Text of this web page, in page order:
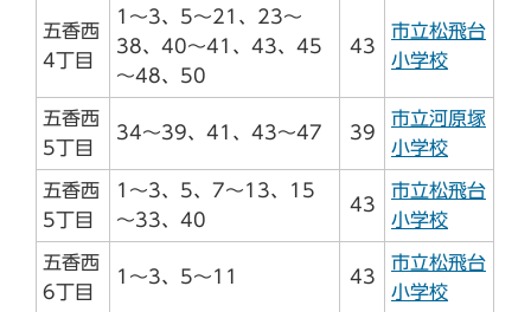
五香西
4丁目
1～3、5～21、23～
38、40～41、43、45
～48、50
43
市立松飛台
小学校
五香西
5丁目
34～39、41、43～47 39
市立河原塚
小学校
五香西
5丁目
1～3、5、7～13、15
～33、40
43
市立松飛台
小学校
五香西
6丁目
1～3、5～11 43
市立松飛台
小学校